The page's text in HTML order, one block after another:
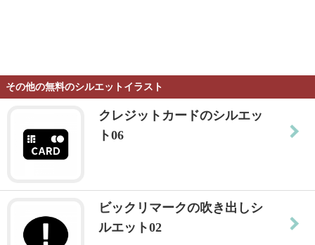
その他の無料のシルエットイラスト
クレジットカードのシルエッ
ト06
ビックリマークの吹き出しシ
ルエット02